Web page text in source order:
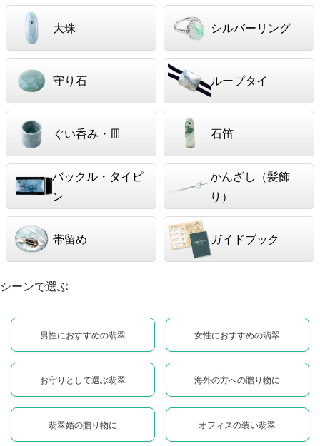
大珠 シルバーリング
守り石 ループタイ
ぐい呑み・皿 石笛
バックル・タイピ
ン
かんざし（髪飾
り）
帯留め ガイドブック
シーンで選ぶ
男性におすすめの翡翠 女性におすすめの翡翠
お守りとして選ぶ翡翠 海外の方への贈り物に
翡翠婚の贈り物に オフィスの装い翡翠